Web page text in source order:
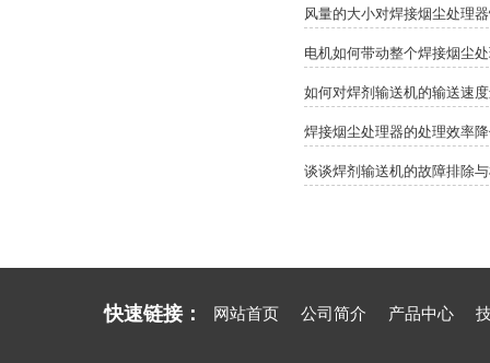
风量的大小对焊接烟尘处理
电机如何带动整个焊接烟尘
如何对焊剂输送机的输送速
焊接烟尘处理器的处理效率
谈谈焊剂输送机的故障排除
快速链接： 网站首页 公司简介 产品中心